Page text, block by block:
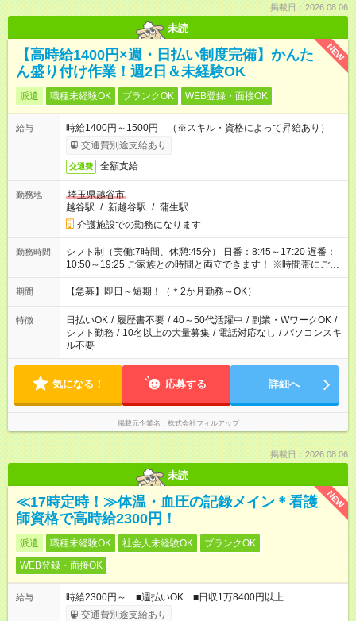
掲載日：2026.08.06
未読
NEW
【高時給1400円×週・日払い制度完備】かんた
ん盛り付け作業！週2日＆未経験OK
派遣 職種未経験OK ブランクOK WEB登録・面接OK
給与
時給1400円～1500円 （※スキル・資格によって昇給あり）
交通費別途支給あり
交通費 全額支給
勤務地
埼玉県越谷市
越谷駅 / 新越谷駅 / 蒲生駅
介護施設での勤務になります
勤務時間
シフト制（実働:7時間、休憩:45分） 日番：8:45～17:20 遅番：
10:50～19:25 ご家族との時間と両立できます！ ※時間帯にご希
望がございましたらお気軽にご相談ください。
期間 【急募】即日～短期！（＊2か月勤務～OK）
特徴 日払いOK / 履歴書不要 / 40～50代活躍中 / 副業・WワークOK /
シフト勤務 / 10名以上の大量募集 / 電話対応なし / パソコンスキ
ル不要
気になる！ 応募する 詳細へ
掲載元企業名 株式会社フィルアップ
掲載日：2026.08.06
未読
NEW
≪17時定時！≫体温・血圧の記録メイン＊看護
師資格で高時給2300円！
派遣 職種未経験OK 社会人未経験OK
ブランクOK
WEB登録・面接OK
給与
時給2300円～ ■週払いOK ■日収1万8400円以上
交通費別途支給あり